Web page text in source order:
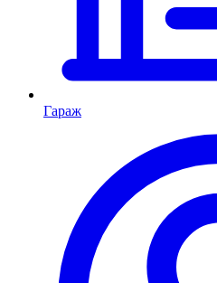
Гараж